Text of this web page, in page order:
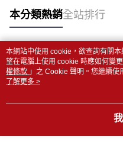
本分類熱銷全站排行
熱門標籤
本網站中使用 cookie，欲查詢有關
望在電腦上使用 cookie 時應如何變
權條款 」之 Cookie 聲明。您繼續
用條款之 Cookie 聲明使用 cookie。
了解更多 >